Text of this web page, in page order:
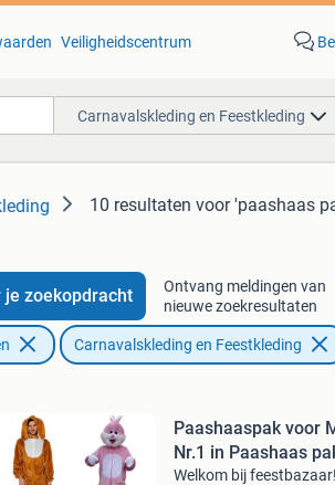
Veiligheidscentrum
Carnavalskleding en Feestkleding
10 resultaten voor 'paashaas
je zoekopdracht
Ontvang meldingen van
nieuwe zoekresultaten
Carnavalskleding en Feestkleding
Paashaaspak voor
Nr.1 in Paashaas
Welkom bij